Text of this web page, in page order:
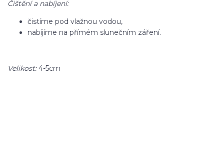
Čištění a nabíjení:
čistíme pod vlažnou vodou,
nabíjíme na přímém slunečním záření.
Velikost:4-5cm